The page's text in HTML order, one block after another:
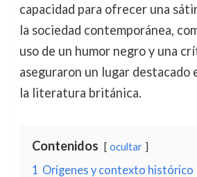
capacidad para ofrecer una
la sociedad contemporánea,
uso de un humor negro y una
aseguraron un lugar destacado
la literatura británica.
Contenidos ocultar
1 Orígenes y contexto histórico